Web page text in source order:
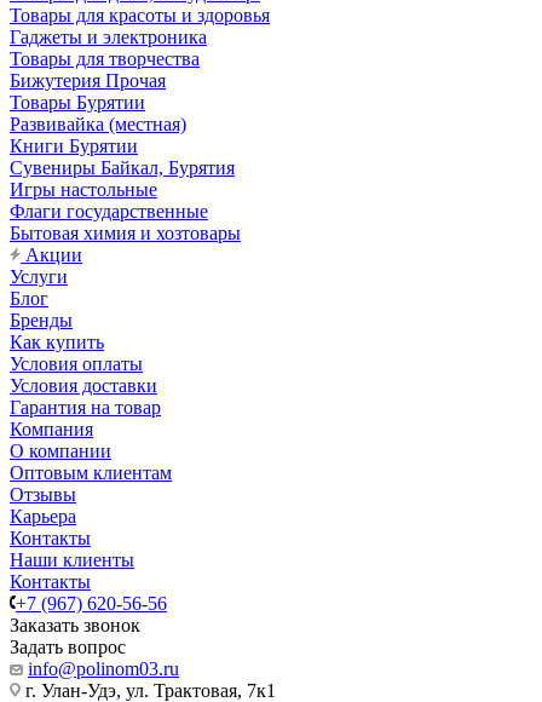
Товары для красоты и здоровья
Гаджеты и электроника
Товары для творчества
Бижутерия Прочая
Товары Бурятии
Развивайка (местная)
Книги Бурятии
Сувениры Байкал, Бурятия
Игры настольные
Флаги государственные
Бытовая химия и хозтовары
Акции
Услуги
Блог
Бренды
Как купить
Условия оплаты
Условия доставки
Гарантия на товар
Компания
О компании
Оптовым клиентам
Отзывы
Карьера
Контакты
Наши клиенты
Контакты
+7 (967) 620-56-56
Заказать звонок
Задать вопрос
info@polinom03.ru
г. Улан-Удэ, ул. Трактовая, 7к1